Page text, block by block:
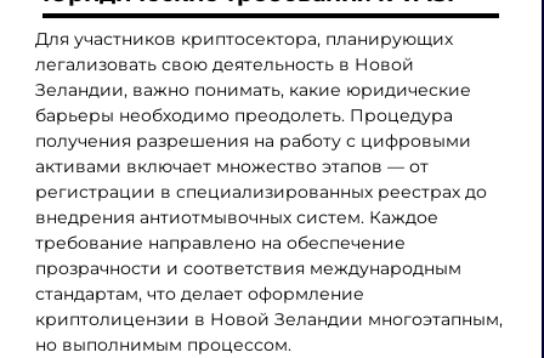
Для участников криптосектора, планирующих
легализовать свою деятельность в Новой
Зеландии, важно понимать, какие юридические
барьеры необходимо преодолеть. Процедура
получения разрешения на работу с цифровыми
активами включает множество этапов — от
регистрации в специализированных реестрах до
внедрения антиотмывочных систем. Каждое
требование направлено на обеспечение
прозрачности и соответствия международным
стандартам, что делает оформление
криптолицензии в Новой Зеландии многоэтапным,
но выполнимым процессом.